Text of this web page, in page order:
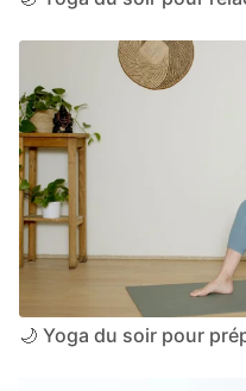
🌙 Yoga du soir pour